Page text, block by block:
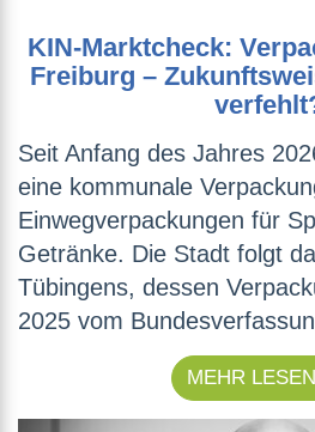
KIN-Marktcheck:
Freiburg –
Seit Anfang des Jahres
eine kommunale
Einwegverpackungen für
Getränke. Die Stadt folgt
Tübingens, dessen
2025 vom
MEHR LESEN